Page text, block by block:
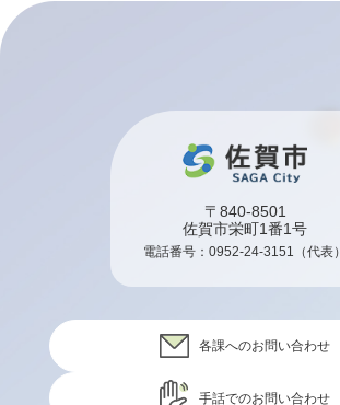
〒840-8501
佐賀市栄町1番1号
電話番号： 0952-24-3151 （代表）
各課へのお問い合わせ
手話でのお問い合わせ